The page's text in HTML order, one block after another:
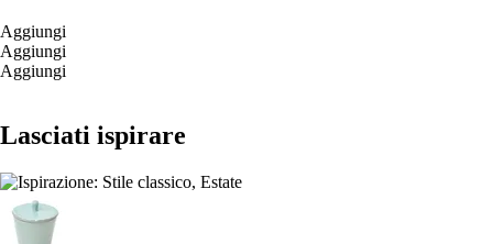
Aggiungi
Aggiungi
Aggiungi
Lasciati ispirare